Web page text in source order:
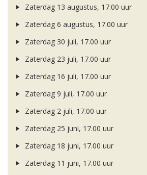
Zaterdag 13 augustus, 17.00 uur
Zaterdag 6 augustus, 17.00 uur
Zaterdag 30 juli, 17.00 uur
Zaterdag 23 juli, 17.00 uur
Zaterdag 16 juli, 17.00 uur
Zaterdag 9 juli, 17.00 uur
Zaterdag 2 juli, 17.00 uur
Zaterdag 25 juni, 17.00 uur
Zaterdag 18 juni, 17.00 uur
Zaterdag 11 juni, 17.00 uur